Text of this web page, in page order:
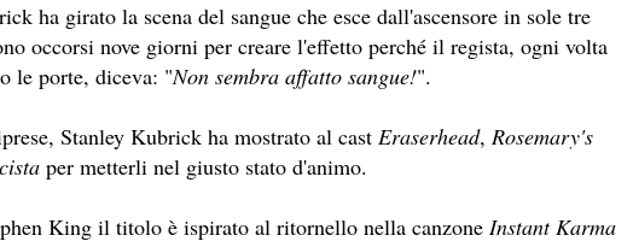
ha girato la scena del sangue che esce dall'ascensore in sole tre
occorsi nove giorni per creare l'effetto perché il regista, ogni volta
le porte, diceva: "Non sembra affatto sangue!".
Stanley Kubrick ha mostrato al cast Eraserhead, Rosemary's
per metterli nel giusto stato d'animo.
King il titolo è ispirato al ritornello nella canzone Instant Karma